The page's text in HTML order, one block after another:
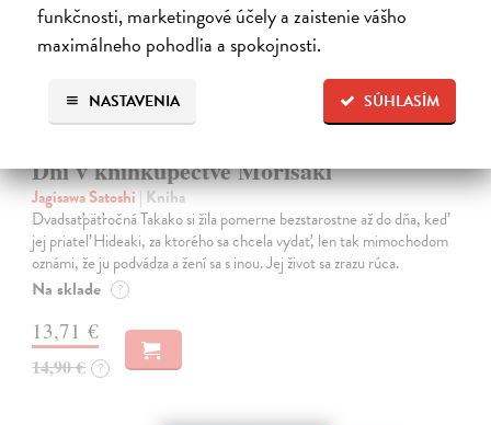
funkčnosti, marketingové účely a zaistenie vášho
maximálneho pohodlia a spokojnosti.
SÚHLASÍM
NASTAVENIA
Dni v kníhkupectve Morisaki
Jagisawa Satoshi| Kniha
Dvadsaťpäťročná Takako si žila pomerne bezstarostne až do dňa, keď
jej priateľ Hideaki, za ktorého sa chcela vydať, len tak mimochodom
oznámi, že ju podvádza a žení sa s inou. Jej život sa zrazu rúca.
Na sklade ?
13,71 €
14,90 € ?